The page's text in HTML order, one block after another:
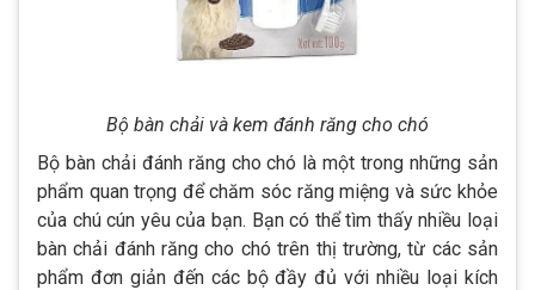
Bộ bàn chải và kem đánh răng cho chó
Bộ bàn chải đánh răng cho chó là một trong những sản
phẩm quan trọng để chăm sóc răng miệng và sức khỏe
của chú cún yêu của bạn. Bạn có thể tìm thấy nhiều loại
bàn chải đánh răng cho chó trên thị trường, từ các sản
phẩm đơn giản đến các bộ đầy đủ với nhiều loại kích